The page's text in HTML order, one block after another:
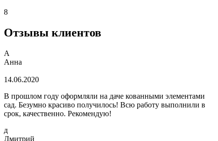
8
Отзывы клиентов
А
Анна
14.06.2020
В прошлом году оформляли на даче кованными элементами
сад. Безумно красиво получилось! Всю работу выполнили в
срок, качественно. Рекомендую!
д
Дмитрий